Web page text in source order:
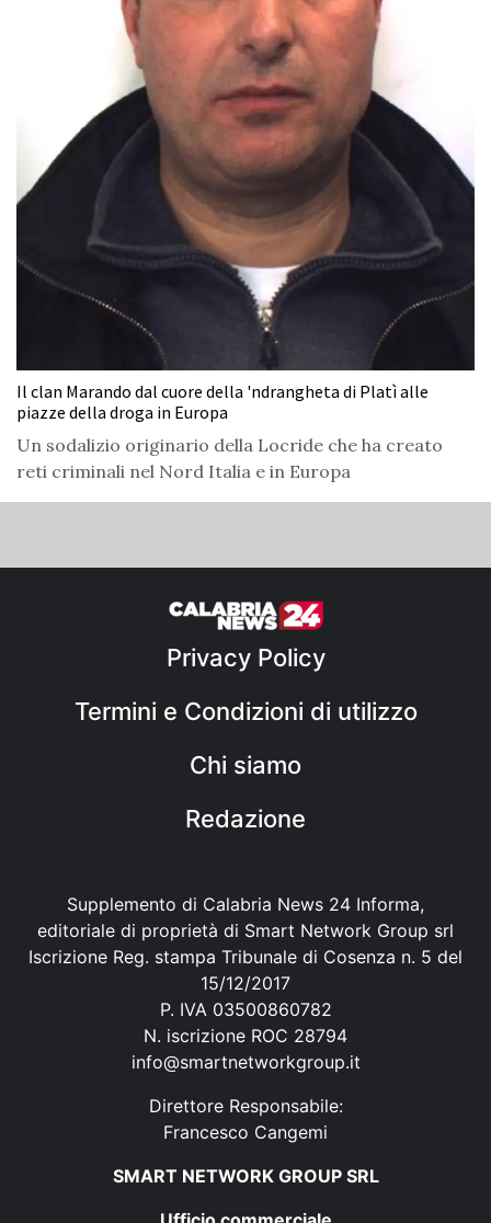
Il clan Marando dal cuore della 'ndrangheta di Platì alle
piazze della droga in Europa
Un sodalizio originario della Locride che ha creato
reti criminali nel Nord Italia e in Europa
Privacy Policy
Termini e Condizioni di utilizzo
Chi siamo
Redazione
Supplemento di Calabria News 24 Informa,
editoriale di proprietà di Smart Network Group srl
Iscrizione Reg. stampa Tribunale di Cosenza n. 5 del
15/12/2017
P. IVA 03500860782
N. iscrizione ROC 28794
info@smartnetworkgroup.it
Direttore Responsabile:
Francesco Cangemi
SMART NETWORK GROUP SRL